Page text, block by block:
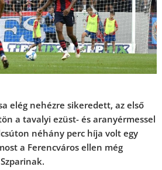
elég nehézre sikeredett, az első
a tavalyi ezüst- és aranyérmessel
néhány perc híja volt egy
a Ferencváros ellen még